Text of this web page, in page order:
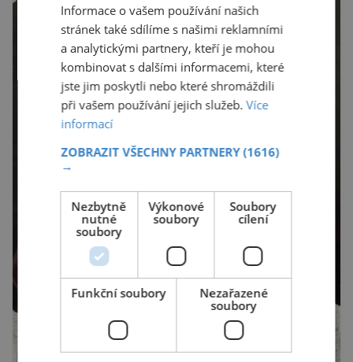
Informace o vašem používání našich
stránek také sdílíme s našimi reklamními
a analytickými partnery, kteří je mohou
kombinovat s dalšími informacemi, které
jste jim poskytli nebo které shromáždili
při vašem používání jejich služeb.Více
informací
ZOBRAZIT VŠECHNY PARTNERY(1616)
→
Nezbytně
nutné
soubory
Výkonové
soubory
Soubory
cílení
Funkční soubory
Nezařazené
soubory